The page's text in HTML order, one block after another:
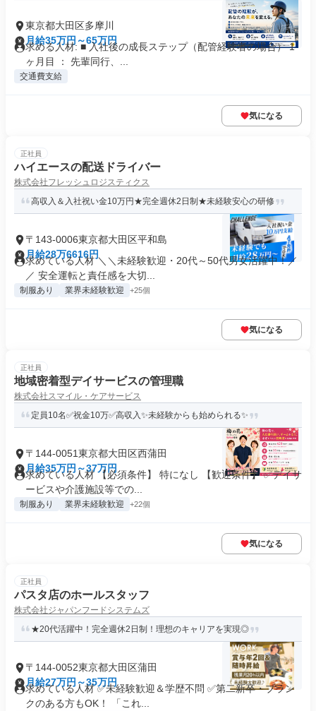
東京都大田区多摩川
月給35万円～65万円
求める人材: ■ 入社後の成長ステップ（配管経験者の場合） 1
ヶ月目 ： 先輩同行、...
交通費支給
気になる
正社員
ハイエースの配送ドライバー
株式会社フレッシュロジスティクス
高収入＆入社祝い金10万円★完全週休2日制★未経験安心の研修
〒143-0006東京都大田区平和島
月給28万6616円
求めている人材 ＼＼未経験歓迎・20代～50代男女活躍中！／
／ 安全運転と責任感を大切...
制服あり 業界未経験歓迎 +25個
気になる
正社員
地域密着型デイサービスの管理職
株式会社スマイル・ケアサービス
定員10名✅祝金10万✅高収入✨未経験からも始められる✨
〒144-0051東京都大田区西蒲田
月給35万円～37万円
求めている人材 【必須条件】 特になし 【歓迎条件】 ✅デイサ
ービスや介護施設等での...
制服あり 業界未経験歓迎 +22個
気になる
正社員
パスタ店のホールスタッフ
株式会社ジャパンフードシステムズ
★20代活躍中！完全週休2日制！理想のキャリアを実現◎
〒144-0052東京都大田区蒲田
月給27万円～35万円
求めている人材 ✅未経験歓迎＆学歴不問 ✅第二新卒・ブラン
クのある方もOK！ 「これ...